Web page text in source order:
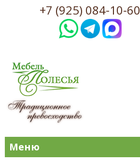
+7 (925) 084-10-60
Меню